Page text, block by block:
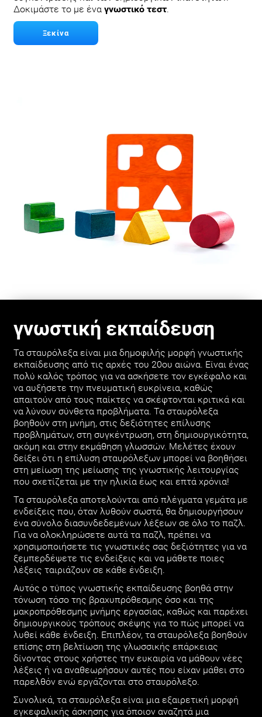
Δοκιμάστε το με ένα γνωστικό τεστ.
Ξεκίνα
γνωστική εκπαίδευση
Τα σταυρόλεξα είναι μια δημοφιλής μορφή γνωστικής
εκπαίδευσης από τις αρχές του 20ου αιώνα. Είναι ένας
πολύ καλός τρόπος για να ασκήσετε τον εγκέφαλο και
να αυξήσετε την πνευματική ευκρίνεια, καθώς
απαιτούν από τους παίκτες να σκέφτονται κριτικά και
να λύνουν σύνθετα προβλήματα. Τα σταυρόλεξα
βοηθούν στη μνήμη, στις δεξιότητες επίλυσης
προβλημάτων, στη συγκέντρωση, στη δημιουργικότητα,
ακόμη και στην εκμάθηση γλωσσών. Μελέτες έχουν
δείξει ότι η επίλυση σταυρόλεξων μπορεί να βοηθήσει
στη μείωση της μείωσης της γνωστικής λειτουργίας
που σχετίζεται με την ηλικία έως και επτά χρόνια!
Τα σταυρόλεξα αποτελούνται από πλέγματα γεμάτα με
ενδείξεις που, όταν λυθούν σωστά, θα δημιουργήσουν
ένα σύνολο διασυνδεδεμένων λέξεων σε όλο το παζλ.
Για να ολοκληρώσετε αυτά τα παζλ, πρέπει να
χρησιμοποιήσετε τις γνωστικές σας δεξιότητες για να
ξεμπερδέψετε τις ενδείξεις και να μάθετε ποιες
λέξεις ταιριάζουν σε κάθε ένδειξη.
Αυτός ο τύπος γνωστικής εκπαίδευσης βοηθά στην
τόνωση τόσο της βραχυπρόθεσμης όσο και της
μακροπρόθεσμης μνήμης εργασίας, καθώς και παρέχει
δημιουργικούς τρόπους σκέψης για το πώς μπορεί να
λυθεί κάθε ένδειξη. Επιπλέον, τα σταυρόλεξα βοηθούν
επίσης στη βελτίωση της γλωσσικής επάρκειας
δίνοντας στους χρήστες την ευκαιρία να μάθουν νέες
λέξεις ή να αναθεωρήσουν αυτές που είχαν μάθει στο
παρελθόν ενώ εργάζονται στο σταυρόλεξο.
Συνολικά, τα σταυρόλεξα είναι μια εξαιρετική μορφή
εγκεφαλικής άσκησης για όποιον αναζητά μια